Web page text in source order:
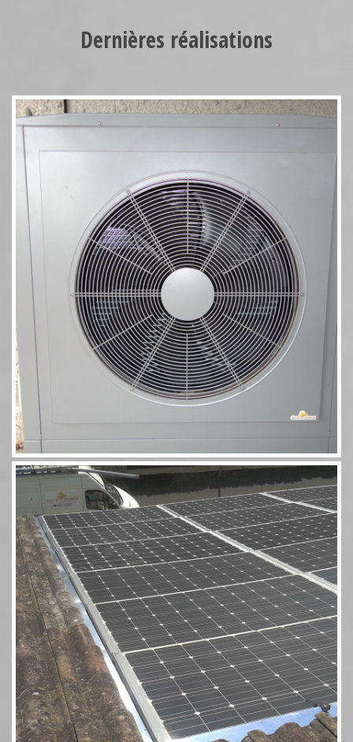
Dernières réalisations
Photovoltaïque Rivsol 5,8 couplé